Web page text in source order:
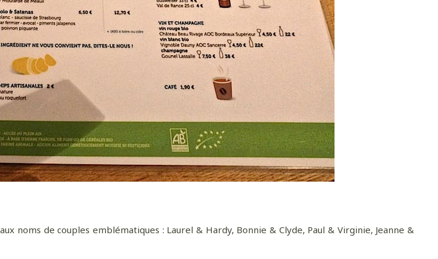
noms de couples emblématiques : Laurel & Hardy, Bonnie & Clyde, Paul & Virginie, Jeanne &